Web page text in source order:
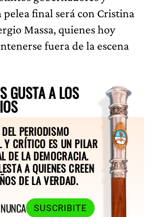
final será con Cristina
Massa, quienes hoy
fuera de la escena
GUSTA A LOS
PERIODISMO
Y CRÍTICO ES UN PILAR
DE LA DEMOCRACIA.
A QUIENES CREEN
DE LA VERDAD.
SUSCRIBITE